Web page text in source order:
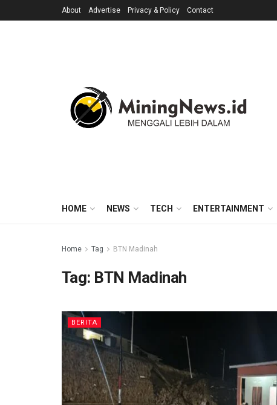
About Advertise Privacy & Policy Contact
HOME NEWS TECH ENTERTAINMENT
Home Tag BTN Madinah
Tag: BTN Madinah
BERITA